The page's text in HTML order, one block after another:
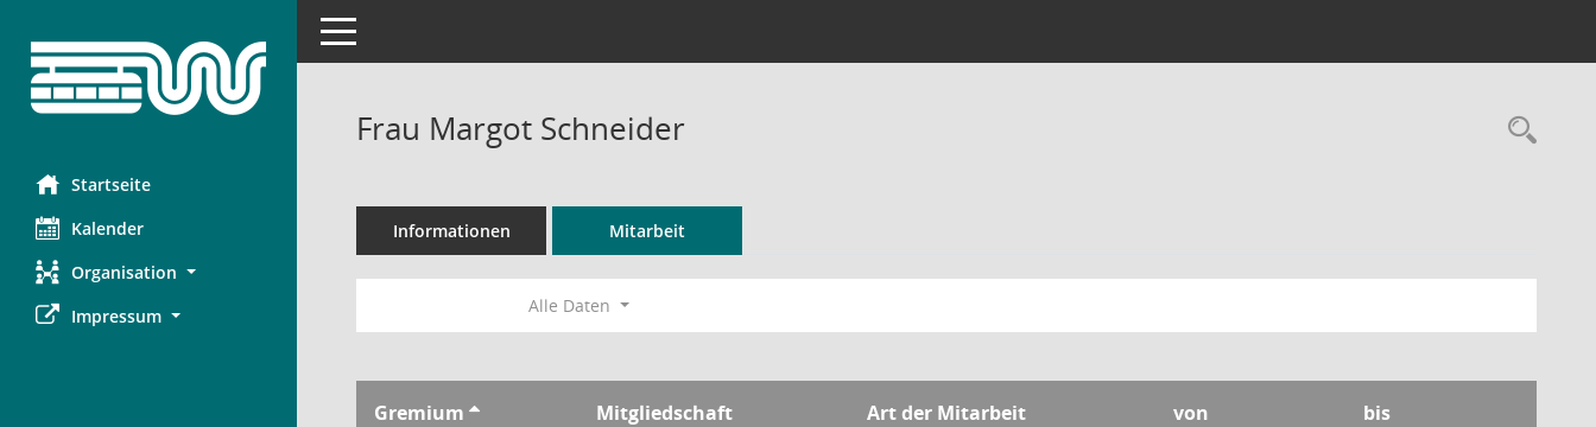
Startseite
Kalender
Organisation
Impressum
Toggle navigation
Frau Margot Schneider
Informationen Mitarbeit
Alle Daten
Gremium Mitgliedschaft Art der Mitarbeit von bis